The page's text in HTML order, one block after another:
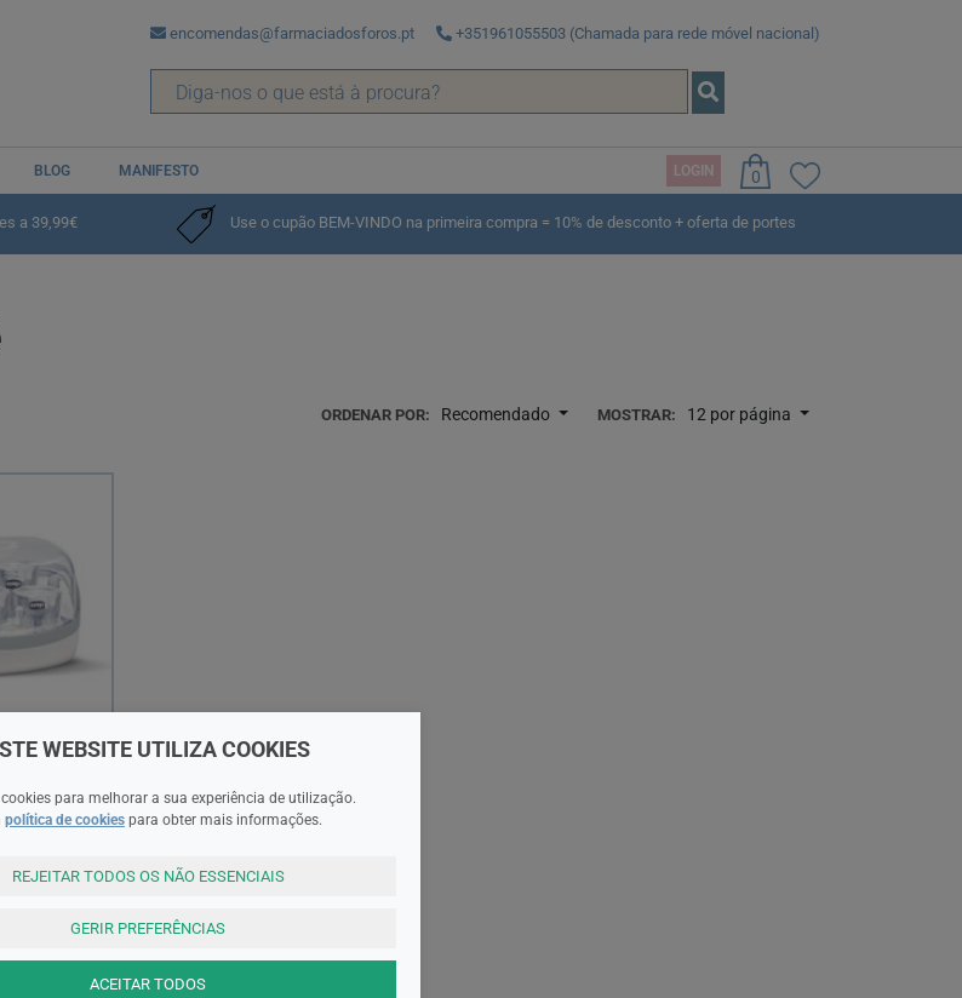
encomendas@farmaciadosforos.pt +351961055503 (Chamada para rede móvel nacional)
BLOG MANIFESTO LOGIN 0
a 39,99€
Use o cupão BEM-VINDO na primeira compra = 10% de desconto + oferta de portes
ORDENAR POR: Recomendado MOSTRAR: 12 por página
para
WEBSITE UTILIZA COOKIES
para melhorar a sua experiência de utilização.
política de cookies para obter mais informações.
REJEITAR TODOS OS NÃO ESSENCIAIS
GERIR PREFERÊNCIAS
ACEITAR TODOS